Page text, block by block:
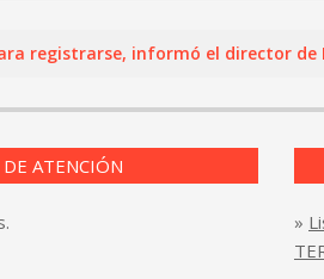
informó el director de
ATENCIÓN
»